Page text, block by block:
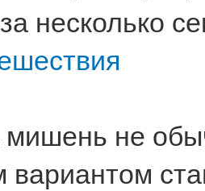
несколько
не